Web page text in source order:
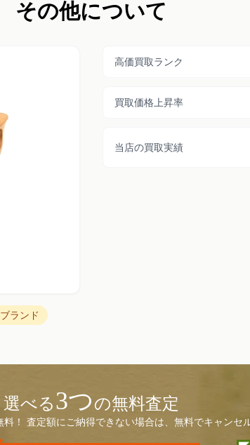
その他について
ランド
高価買取ランク
買取価格上昇率
当店の買取実績
選べる3つの無料査定
！ 査定額にご納得できない場合は、無料でキャンセ